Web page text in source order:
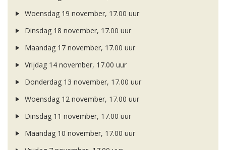
Woensdag 19 november, 17.00 uur
Dinsdag 18 november, 17.00 uur
Maandag 17 november, 17.00 uur
Vrijdag 14 november, 17.00 uur
Donderdag 13 november, 17.00 uur
Woensdag 12 november, 17.00 uur
Dinsdag 11 november, 17.00 uur
Maandag 10 november, 17.00 uur